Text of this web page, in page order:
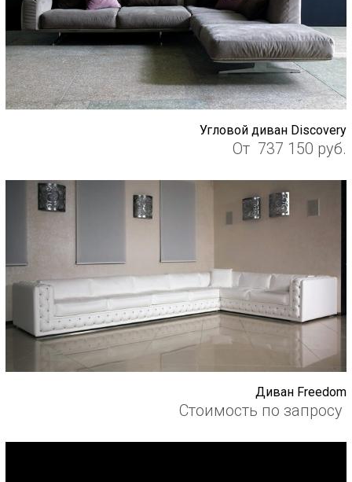
Угловой диван Discovery
От 737 150 руб.
Диван Freedom
Стоимость по запросу